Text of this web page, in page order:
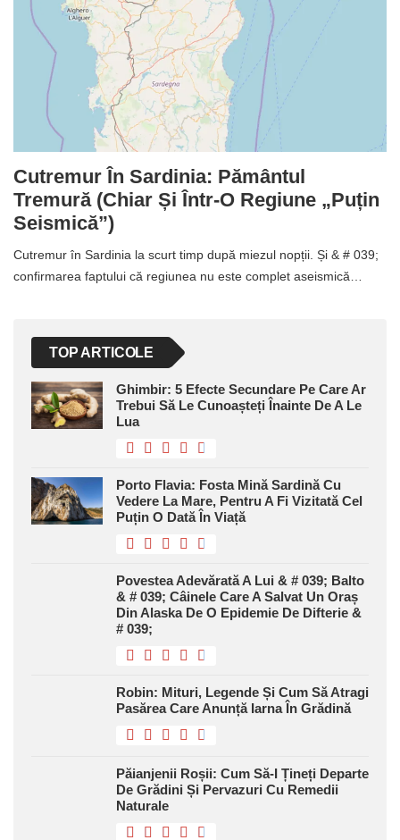
Cutremur În Sardinia: Pământul
Tremură (chiar Și Într-O Regiune „puțin
Seismică”)
Cutremur în Sardinia la scurt timp după miezul nopții. Și & # 039;
confirmarea faptului că regiunea nu este complet aseismică…
TOP ARTICOLE
Ghimbir: 5 Efecte Secundare Pe Care Ar
Trebui Să Le Cunoașteți Înainte De A Le
Lua
Porto Flavia: Fosta Mină Sardină Cu
Vedere La Mare, Pentru A Fi Vizitată Cel
Puțin O Dată În Viață
Povestea Adevărată A Lui & # 039; Balto
& # 039; Câinele Care A Salvat Un Oraș
Din Alaska De O Epidemie De Difterie &
# 039;
Robin: Mituri, Legende Și Cum Să Atragi
Pasărea Care Anunță Iarna În Grădină
Păianjenii Roșii: Cum Să-I Țineți Departe
De Grădini Și Pervazuri Cu Remedii
Naturale